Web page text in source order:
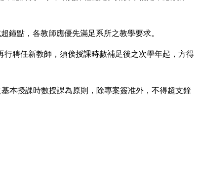
鐘點，各教師應優先滿足系所之教學要求。
聘任新教師，須俟授課時數補足後之次學年起，方得
本授課時數授課為原則，除專案簽准外，不得超支鐘